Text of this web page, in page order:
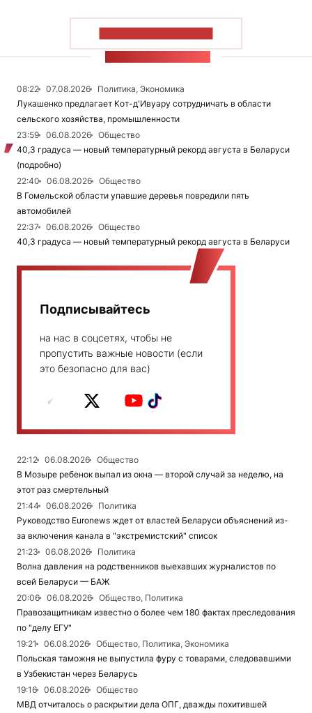
08:22 07.08.2026
Политика, Экономика
Лукашенко предлагает Кот-д'Ивуару сотрудничать в области
сельского хозяйства, промышленности
23:59
06.08.2026
Общество
40,3 градуса — новый температурный рекорд августа в Беларуси
(подробно)
22:40
06.08.2026
Общество
В Гомельской области упавшие деревья повредили пять
автомобилей
22:37
06.08.2026
Общество
40,3 градуса — новый температурный рекорд августа в Беларуси
Подписывайтесь
на нас в соцсетях, чтобы не
пропустить важные новости (если
это безопасно для вас)
22:12 06.08.2026
Общество
В Мозыре ребенок выпал из окна — второй случай за неделю, на
этот раз смертельный
21:44
06.08.2026
Политика
Руководство Euronews ждет от властей Беларуси объяснений из-
за включения канала в "экстремистский" список
21:23
06.08.2026
Политика
Волна давления на родственников выехавших журналистов по
всей Беларуси — БАЖ
20:06
06.08.2026
Общество, Политика
Правозащитникам известно о более чем 180 фактах преследования
по "делу ЕГУ"
19:21
06.08.2026
Общество, Политика, Экономика
Польская таможня не выпустила фуру с товарами, следовавшими
в Узбекистан через Беларусь
19:16
06.08.2026
Общество
МВД отчиталось о раскрытии дела ОПГ, дважды похитившей